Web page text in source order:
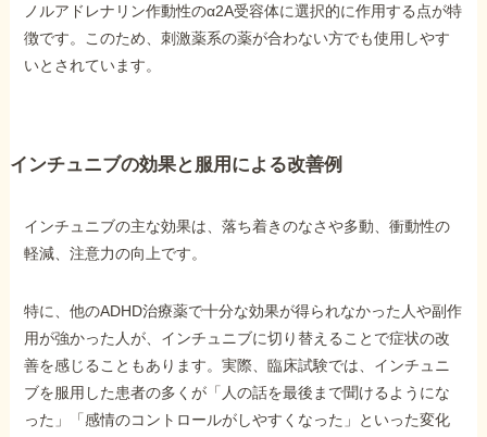
お電話でのお問い合わせ
089-907-3797
ノルアドレナリン作動性のα2A受容体に選択的に作用する点が特
徴です。このため、刺激薬系の薬が合わない方でも使用しやす
いとされています。
インチュニブの効果と服用による改善例
インチュニブの主な効果は、落ち着きのなさや多動、衝動性の
軽減、注意力の向上です。
特に、他のADHD治療薬で十分な効果が得られなかった人や副作
用が強かった人が、インチュニブに切り替えることで症状の改
善を感じることもあります。実際、臨床試験では、インチュニ
ブを服用した患者の多くが「人の話を最後まで聞けるようにな
った」「感情のコントロールがしやすくなった」といった変化